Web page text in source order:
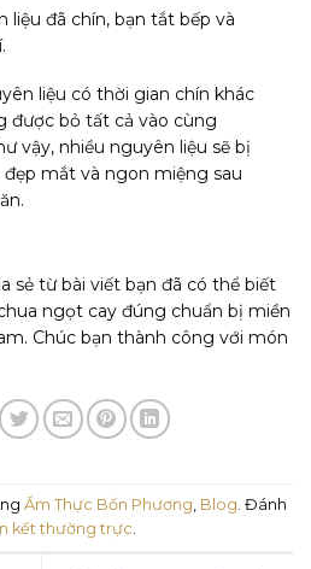
liệu đã chín, bạn tắt bếp và
liệu có thời gian chín khác
được bỏ tất cả vào cùng
vậy, nhiều nguyên liệu sẽ bị
mắt và ngon miệng sau
sẻ từ bài viết bạn đã có thể biết
ngọt cay đúng chuẩn bị miền
Chúc bạn thành công với món
Ẩm Thực Bốn Phương Blog . Đánh
kết thường trực